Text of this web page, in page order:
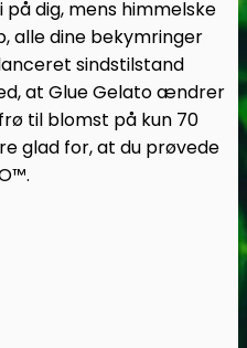
dig, mens himmelske
alle dine bekymringer
sindstilstand
at Glue Gelato ændrer
til blomst på kun 70
glad for, at du prøvede